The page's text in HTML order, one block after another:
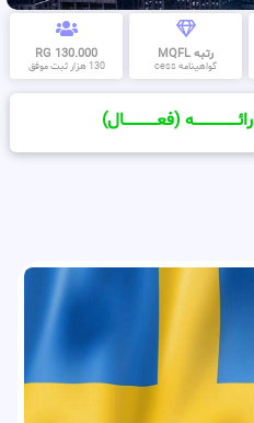
رتبه MQFL
گواهینامه cess
130.000 RG
130 هزار ثبت موفق
(فعـــــــــــــــال)